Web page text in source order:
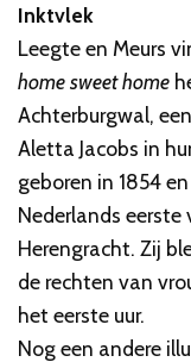
Inktvlek
Leegte en Meurs
home sweet home
Achterburgwal,
Aletta Jacobs in
geboren in 1854
Nederlands eerste
Herengracht. Zij
de rechten van
het eerste uur.
Nog een andere